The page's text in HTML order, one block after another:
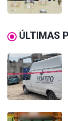
ÚLTIMAS